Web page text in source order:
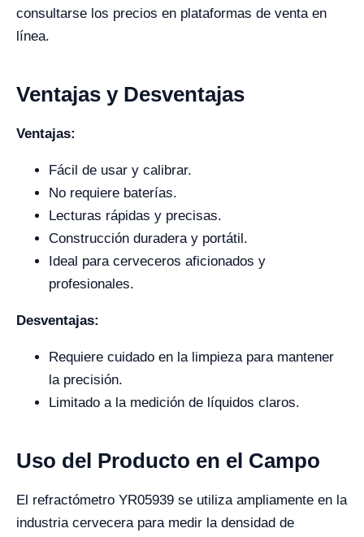
consultarse los precios en plataformas de venta en
línea.
Ventajas y Desventajas
Ventajas:
Fácil de usar y calibrar.
No requiere baterías.
Lecturas rápidas y precisas.
Construcción duradera y portátil.
Ideal para cerveceros aficionados y
profesionales.
Desventajas:
Requiere cuidado en la limpieza para mantener
la precisión.
Limitado a la medición de líquidos claros.
Uso del Producto en el Campo
El refractómetro YR05939 se utiliza ampliamente en la
industria cervecera para medir la densidad de